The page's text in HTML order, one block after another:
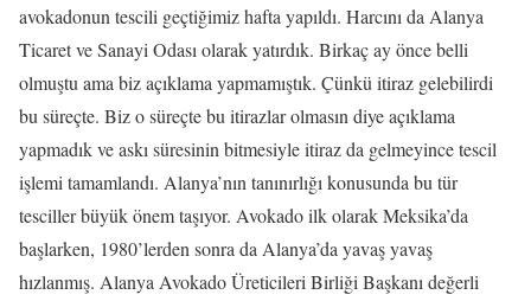
avokadonun tescili geçtiğimiz hafta yapıldı. Harcını da Alanya
Ticaret ve Sanayi Odası olarak yatırdık. Birkaç ay önce belli
olmuştu ama biz açıklama yapmamıştık. Çünkü itiraz gelebilirdi
bu süreçte. Biz o süreçte bu itirazlar olmasın diye açıklama
yapmadık ve askı süresinin bitmesiyle itiraz da gelmeyince tescil
işlemi tamamlandı. Alanya’nın tanınırlığı konusunda bu tür
tesciller büyük önem taşıyor. Avokado ilk olarak Meksika’da
başlarken, 1980’lerden sonra da Alanya’da yavaş yavaş
hızlanmış. Alanya Avokado Üreticileri Birliği Başkanı değerli